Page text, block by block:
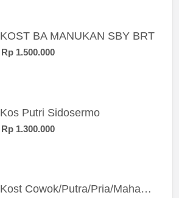
KOST BA MANUKAN SBY BRT
Rp 1.500.000
Kos Putri Sidosermo
Rp 1.300.000
Kost Cowok/Putra/Pria/Mahasiswa/Karyawan SIngle eksklusif bangunan baru